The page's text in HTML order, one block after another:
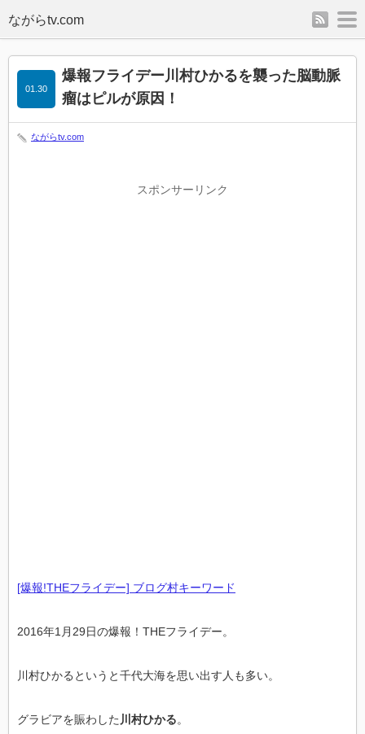
rss
爆報フライデー川村ひかるを襲った脳動脈
瘤はピルが原因！
01.30
ながらtv.com
スポンサーリンク
[爆報!THEフライデー] ブログ村キーワード
2016年1月29日の爆報！THEフライデー。
川村ひかるというと千代大海を思い出す人も多い。
グラビアを賑わした 川村ひかる。